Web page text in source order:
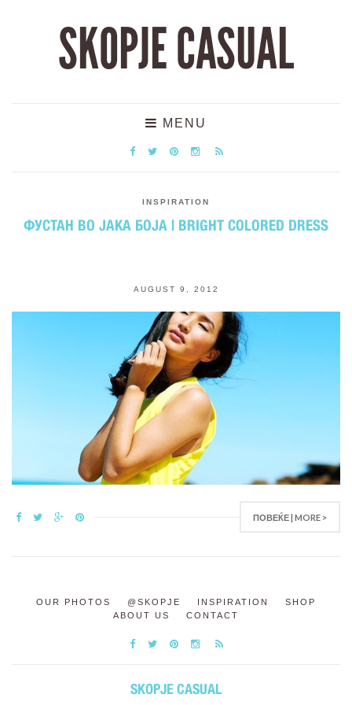
SKOPJE CASUAL
MENU
INSPIRATION
ФУСТАН ВО ЈАКА БОЈА | BRIGHT COLORED DRESS
AUGUST 9, 2012
ПОВЕЌЕ | MORE >
OUR PHOTOS @SKOPJE INSPIRATION
SHOP
ABOUT US
CONTACT
SKOPJE CASUAL